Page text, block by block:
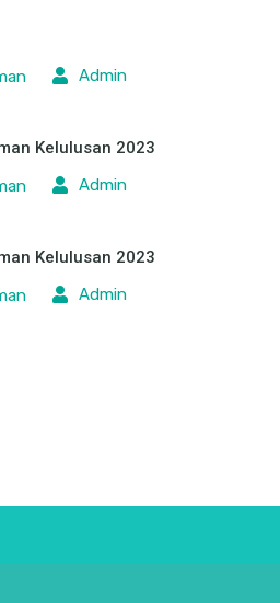
Admin
Kelulusan 2023
Admin
Kelulusan 2023
Admin